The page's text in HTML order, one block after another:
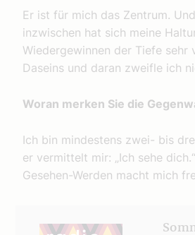
Er ist für mich das Zentrum.
inzwischen hat sich meine
Wiedergewinnen der Tiefe
Daseins und daran zweifle ich
Woran merken Sie die
Ich bin mindestens zwei- bis
er vermittelt mir: „Ich sehe
Gesehen-Werden macht mich